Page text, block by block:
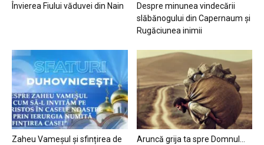
Învierea Fiului văduvei din Nain
Despre minunea vindecării
slăbănogului din Capernaum și
Rugăciunea inimii
Zaheu Vameșul și sfințirea de
Aruncă grija ta spre Domnul…